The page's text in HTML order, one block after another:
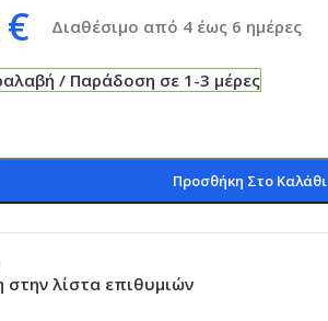
€ Διαθέσιμο από 4 έως 6 ημέρες
/ Παράδοση σε 1-3 μέρες
Προσθήκη Στο Καλάθι
στην λίστα επιθυμιών